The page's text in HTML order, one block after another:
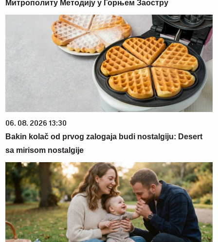
Митрополиту Методију у Горњем Заостру
06. 08. 2026 13:30
Bakin kolač od prvog zalogaja budi nostalgiju: Desert
sa mirisom nostalgije